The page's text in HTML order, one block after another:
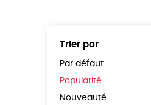
Trier par
Par défaut
Popularité
Nouveauté